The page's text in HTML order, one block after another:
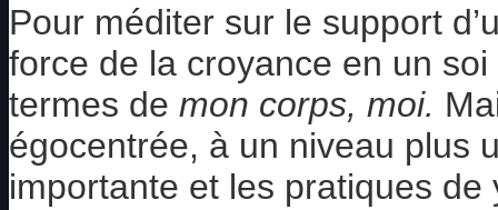
Pour méditer sur le support
force de la croyance en un
termes de mon corps, moi.
égocentrée, à un niveau plus
importante et les pratiques